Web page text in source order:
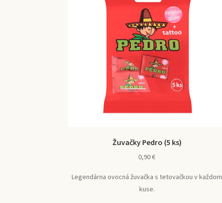
Žuvačky Pedro (5 ks)
0,90€
Legendárna ovocná žuvačka s tetovačkou v každom
kuse.